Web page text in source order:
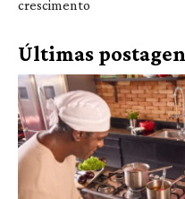
crescimento
Últimas